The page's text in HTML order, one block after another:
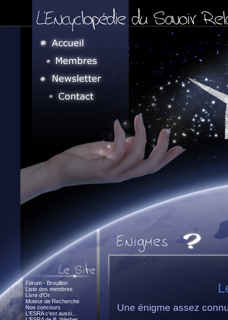
Forum - Brouillon
Liste des membres
Livre d'Or
Moteur de Recherche
Nos concours
L'ESRA c'est aussi...
Une énigme assez